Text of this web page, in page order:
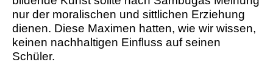
nur der moralischen und sittlichen Erziehung
dienen. Diese Maximen hatten, wie wir wissen,
keinen nachhaltigen Einfluss auf seinen
Schüler.